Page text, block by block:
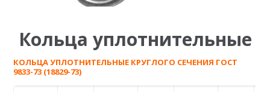
Кольца уплотнительные
КОЛЬЦА УПЛОТНИТЕЛЬНЫЕ КРУГЛОГО СЕЧЕНИЯ ГОСТ
9833-73 (18829-73)